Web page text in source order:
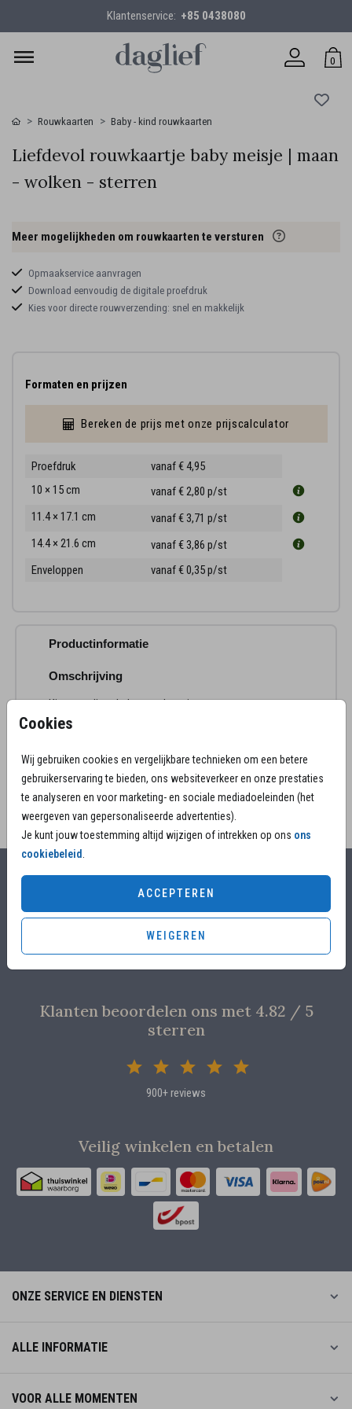
Klantenservice: +85 0438080
0
Cookies
Wij gebruiken cookies en vergelijkbare technieken om een betere
gebruikerservaring te bieden, ons websiteverkeer en onze prestaties
te analyseren en voor marketing- en sociale mediadoeleinden (het
weergeven van gepersonaliseerde advertenties).
Je kunt jouw toestemming altijd wijzigen of intrekken op ons ons
cookiebeleid
ACCEPTEREN
WEIGEREN
Rouwkaarten Baby - kind rouwkaarten
Liefdevol rouwkaartje baby meisje | maan
- wolken - sterren
Meer mogelijkheden om rouwkaarten te versturen
Opmaakservice aanvragen
Download eenvoudig de digitale proefdruk
Kies voor directe rouwverzending: snel en makkelijk
Formaten en prijzen
Bereken de prijs met onze prijscalculator
Proefdruk
vanaf € 4,95
10 × 15 cm
vanaf € 2,80 p/st
11.4 × 17.1 cm
vanaf € 3,71 p/st
14.4 × 21.6 cm
vanaf € 3,86 p/st
Enveloppen
vanaf € 0,35p/st
Productinformatie
Omschrijving
Kies voor lieve baby rouwkaartjes met maan, sterren
en wolkjes. Deel de geboorte en het overlijden van
Alles voor jouw moment
Overleg met designers van de ontwerpstudio
Proefdruk voor €4,95
Klanten beoordelen ons met 4.82 / 5
sterren
900+ reviews
Veilig winkelen en betalen
ONZE SERVICE EN DIENSTEN
ALLE INFORMATIE
VOOR ALLE MOMENTEN